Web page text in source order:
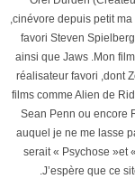
,cinévore depuis petit
favori Steven
ainsi que Jaws .Mon
réalisateur favori ,dont
films comme Alien de
Sean Penn ou encore
auquel je ne me lasse
serait « Psychose »et
.J’espère que ce